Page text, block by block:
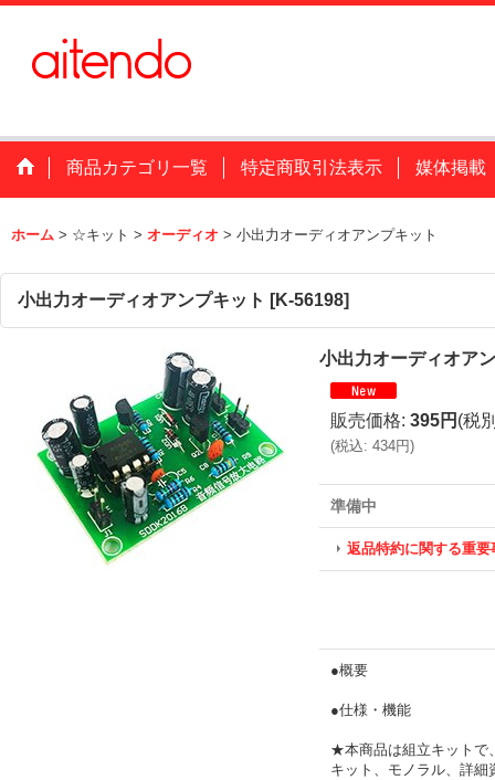
商品カテゴリ一覧 特定商取引法表示 媒体掲載
ホーム > ☆キット > オーディオ > 小出力オーディオアンプキット
小出力オーディオアンプキット [K-56198]
小出力オーディオア
販売価格: 395円 (税
(税込: 434円)
準備中
返品特約に関する重要
●概要
●仕様・機能
★本商品は組立キットで
キット、モノラル、詳